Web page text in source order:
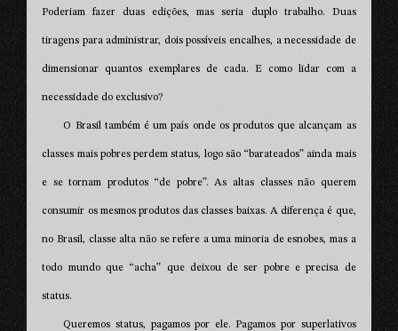
Poderiam fazer duas edições, mas seria duplo trabalho. Duas
tiragens para administrar, dois possíveis encalhes, a necessidade de
dimensionar quantos exemplares de cada. E como lidar com a
necessidade do exclusivo?
O Brasil também é um país onde os produtos que alcançam as
classes mais pobres perdem status, logo são “barateados” ainda mais
e se tornam produtos “de pobre”. As altas classes não querem
consumir os mesmos produtos das classes baixas. A diferença é que,
no Brasil, classe alta não se refere a uma minoria de esnobes, mas a
todo mundo que “acha” que deixou de ser pobre e precisa de
status.
Queremos status, pagamos por ele. Pagamos por superlativos